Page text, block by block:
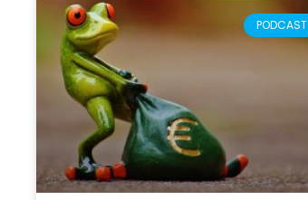
PODCAST